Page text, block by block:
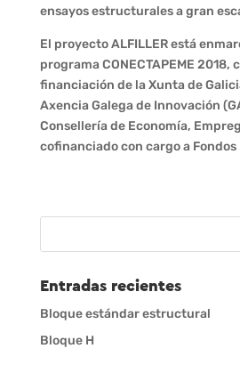
ensayos estructurales a gran
El proyecto ALFILLER está
programa CONECTAPEME 2018,
financiación de la Xunta de
Axencia Galega de Innovación
Consellería de Economía,
cofinanciado con cargo a Fondos
Entradas recientes
Bloque estándar estructural
Bloque H